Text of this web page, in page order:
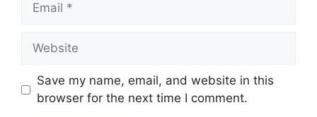
Website
Save my name, email, and website in this
browser for the next time I comment.